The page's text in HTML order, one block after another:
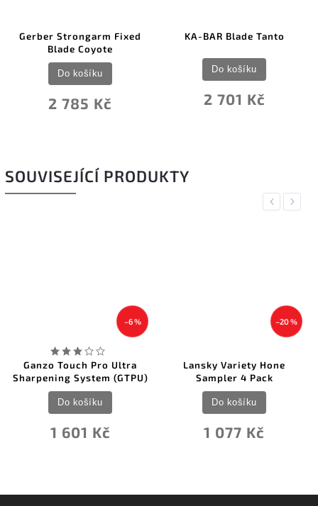
Strongarm Fixed
Blade Coyote
2 785 Kč
Do košíku
KA-BAR Blade Tanto
2 701 Kč
Do košíku
SOUVISEJÍCÍ PRODUKTY
Previous
–6 %
Ganzo Touch Pro Ultra
Sharpening System (GTPU)
1 601 Kč
Do košíku
–20 %
Lansky Variety Hone
Sampler 4 Pack
1 077 Kč
Do košíku
Next